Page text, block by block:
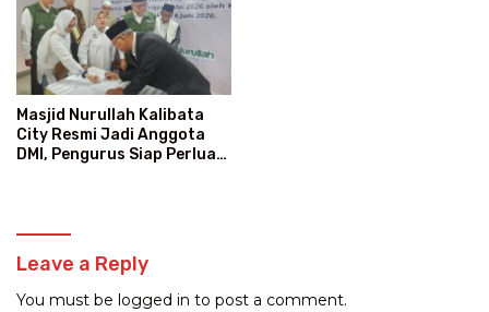
Masjid Nurullah Kalibata
City Resmi Jadi Anggota
DMI, Pengurus Siap Perluas
Leave a Reply
You must be logged in to post a comment.